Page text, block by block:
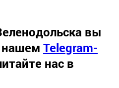
вы
нашем Telegram-
нас в